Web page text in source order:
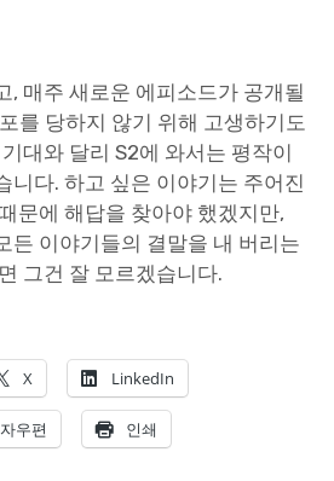
, 매주 새로운 에피소드가 공개될
를 당하지 않기 위해 고생하기도
대와 달리 S2에 와서는 평작이
니다. 하고 싶은 이야기는 주어진
문에 해답을 찾아야 했겠지만,
든 이야기들의 결말을 내 버리는
그건 잘 모르겠습니다.
X LinkedIn
우편 인쇄